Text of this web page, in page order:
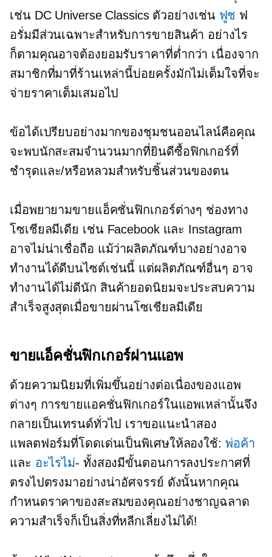
เช่น DC Universe Classics ตัวอย่างเช่น ฟูช ฟ
อรั่มมีส่วนเฉพาะสำหรับการขายสินค้า อย่างไร
ก็ตามคุณอาจต้องยอมรับราคาที่ต่ำกว่า เนื่องจาก
สมาชิกที่มาที่ร้านเหล่านี้บ่อยครั้งมักไม่เต็มใจที่จะ
จ่ายราคาเต็มเสมอไป
ข้อได้เปรียบอย่างมากของชุมชนออนไลน์คือคุณ
จะพบนักสะสมจำนวนมากที่ยินดีซื้อฟิกเกอร์ที่
ชำรุดและ/หรือหลวมสำหรับชิ้นส่วนของตน
เมื่อพยายามขายแอ็คชั่นฟิกเกอร์ต่างๆ ช่องทาง
โซเชียลมีเดีย เช่น Facebook และ Instagram
อาจไม่น่าเชื่อถือ แม้ว่าผลิตภัณฑ์บางอย่างอาจ
ทำงานได้ดีบนไซต์เช่นนี้ แต่ผลิตภัณฑ์อื่นๆ อาจ
ทำงานได้ไม่ดีนัก สินค้ายอดนิยมจะประสบความ
สำเร็จสูงสุดเมื่อขายผ่านโซเชียลมีเดีย
ขายแอ็คชั่นฟิกเกอร์ผ่านแอพ
ด้วยความนิยมที่เพิ่มขึ้นอย่างต่อเนื่องของแอพ
ต่างๆ การขายแอคชั่นฟิกเกอร์ในแอพเหล่านั้นจึง
กลายเป็นเทรนด์ทั่วไป เราขอแนะนำสอง
แพลตฟอร์มที่โดดเด่นเป็นพิเศษให้ลองใช้: พ่อค้า
และ อะไรไม่- ทั้งสองมีขั้นตอนการลงประกาศที่
ตรงไปตรงมาอย่างน่าอัศจรรย์ ดังนั้นหากคุณ
กำหนดราคาของสะสมของคุณอย่างชาญฉลาด
ความสำเร็จก็เป็นสิ่งที่หลีกเลี่ยงไม่ได้!